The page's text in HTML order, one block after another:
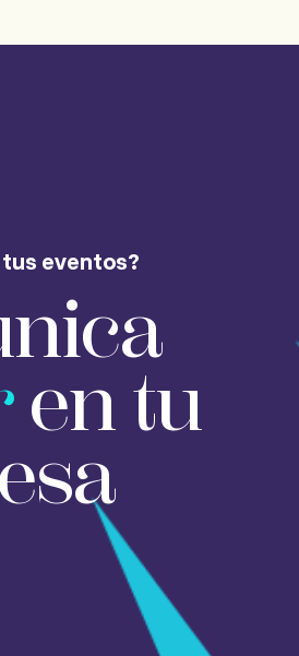
tus eventos?
en tu